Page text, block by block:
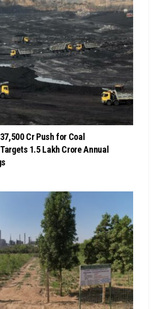
Cr Push for Coal
₹1.5 Lakh Crore Annual